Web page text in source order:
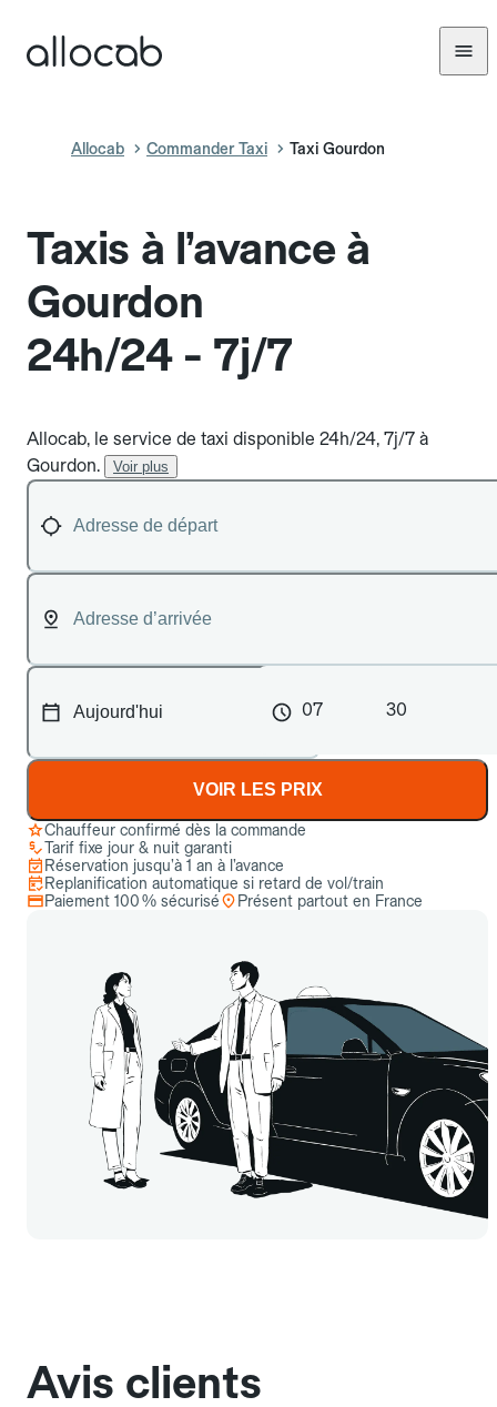
Allocab Commander Taxi Taxi Gourdon
Taxis à l’avance à
Gourdon
24h/24 - 7j/7
Allocab, le service de taxi disponible 24h/24, 7j/7 à
Gourdon.
Voir plus
07 30
VOIR LES PRIX
Chauffeur confirmé dès la commande
Tarif fixe jour & nuit garanti
Réservation jusqu’à 1 an à l’avance
Replanification automatique si retard de vol/train
Paiement 100 % sécurisé
Présent partout en France
Avis clients